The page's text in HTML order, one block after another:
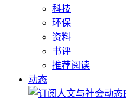
科技
环保
资料
书评
推荐阅读
动态